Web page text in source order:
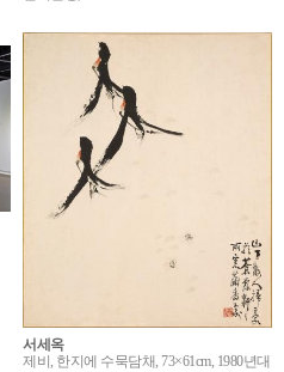
서세옥
제비, 한지에 수묵담채, 73×61cm, 1980년대